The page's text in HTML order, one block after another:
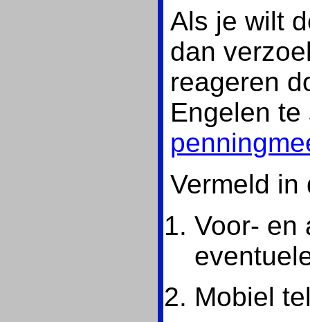
Als je wilt
dan
reageren
Engelen te
Vermeld in
Voor- en
Mobiel